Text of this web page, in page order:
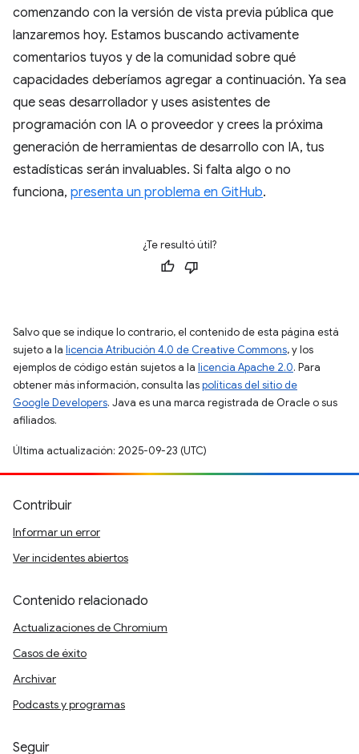
comenzando con la versión de vista previa pública que
lanzaremos hoy. Estamos buscando activamente
comentarios tuyos y de la comunidad sobre qué
capacidades deberíamos agregar a continuación. Ya sea
que seas desarrollador y uses asistentes de
programación con IA o proveedor y crees la próxima
generación de herramientas de desarrollo con IA, tus
estadísticas serán invaluables. Si falta algo o no
funciona, presenta un problema en GitHub.
¿Te resultó útil?
Salvo que se indique lo contrario, el contenido de esta página está
sujeto a la licencia Atribución 4.0 de Creative Commons, y los
ejemplos de código están sujetos a la licencia Apache 2.0. Para
obtener más información, consulta laspolíticas del sitio de
Google Developers. Java es una marca registrada de Oracle o sus
afiliados.
Última actualización: 2025-09-23 (UTC)
Contribuir
Informar un error
Ver incidentes abiertos
Contenido relacionado
Actualizaciones de Chromium
Casos de éxito
Archivar
Podcasts y programas
Seguir